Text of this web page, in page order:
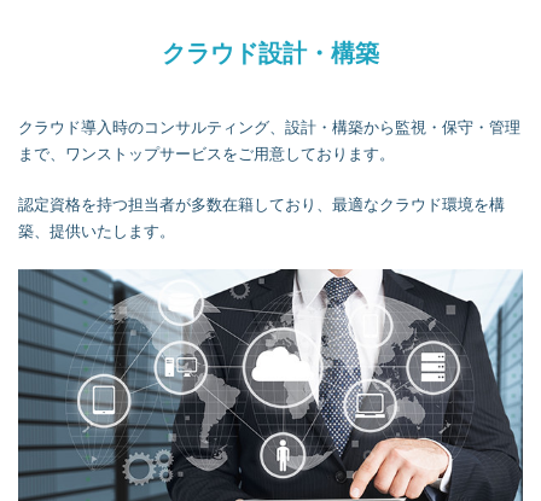
クラウド設計・構築
クラウド導入時のコンサルティング、設計・構築から監視・保守・管理
まで、ワンストップサービスをご用意しております。
認定資格を持つ担当者が多数在籍しており、最適なクラウド環境を構
築、提供いたします。